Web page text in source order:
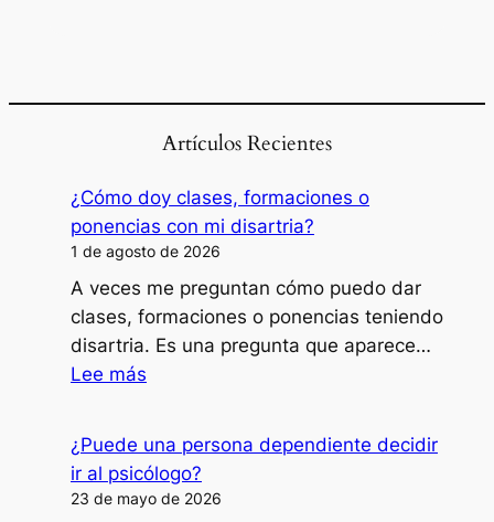
Artículos Recientes
¿Cómo doy clases, formaciones o
ponencias con mi disartria?
1 de agosto de 2026
A veces me preguntan cómo puedo dar
clases, formaciones o ponencias teniendo
disartria. Es una pregunta que aparece…
Lee más
clases,
formaciones
¿Puede una persona dependiente decidir
ir al psicólogo?
23 de mayo de 2026